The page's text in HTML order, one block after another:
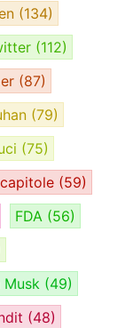
(134)
(112)
(87)
(79)
(75)
capitole (59)
FDA (56)
Musk (49)
(48)